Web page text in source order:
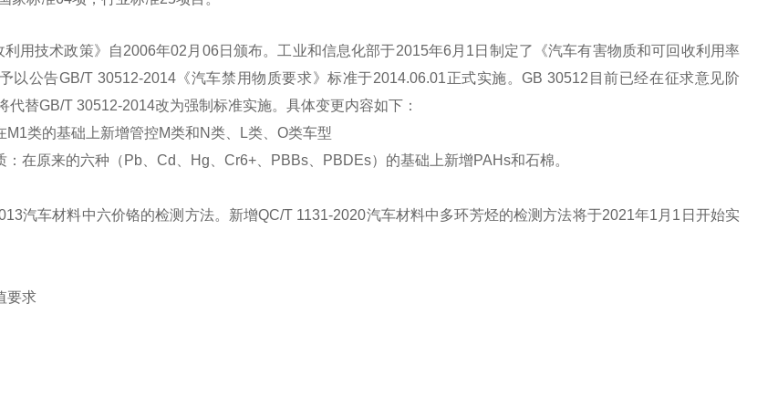
利用技术政策》自2006年02月06日颁布。工业和信息化部于2015年6月1日制定了《汽车有害物质和可回收利用率
以公告GB/T 30512-2014《汽车禁用物质要求》标准于2014.06.01正式实施。GB 30512目前已经在征求意见阶
代替GB/T 30512-2014改为强制标准实施。具体变更内容如下：
M1类的基础上新增管控M类和N类、L类、O类车型
：在原来的六种（Pb、Cd、Hg、Cr6+、PBBs、PBDEs）的基础上新增PAHs和石棉。
汽车材料中六价铬的检测方法。新增QC/T 1131-2020汽车材料中多环芳烃的检测方法将于2021年1月1日开始实
要求